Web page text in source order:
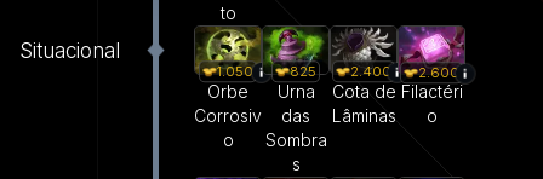
to
Situacional
1.050
Orbe
Corrosiv
o
825
Urna
das
Sombra
s
2.400
Cota de
Lâminas
2.600
Filactéri
o